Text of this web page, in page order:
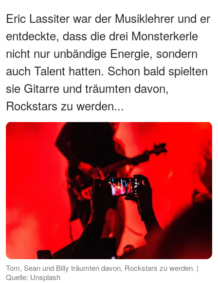
Eric Lassiter war der Musiklehrer und er
entdeckte, dass die drei Monsterkerle
nicht nur unbändige Energie, sondern
auch Talent hatten. Schon bald spielten
sie Gitarre und träumten davon,
Rockstars zu werden...
Tom, Sean und Billy träumten davon, Rockstars zu werden. |
Quelle: Unsplash